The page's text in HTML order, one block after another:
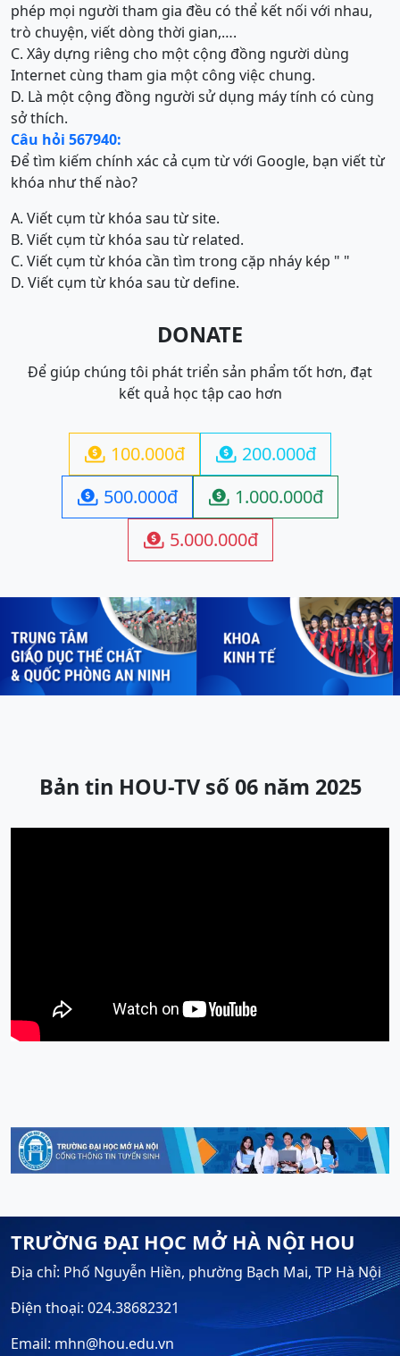
phép mọi người tham gia đều có thể kết nối với nhau,
trò chuyện, viết dòng thời gian,….
C. Xây dựng riêng cho một cộng đồng người dùng
Internet cùng tham gia một công việc chung.
D. Là một cộng đồng người sử dụng máy tính có cùng
sở thích.
Câu hỏi 567940:
Để tìm kiếm chính xác cả cụm từ với Google, bạn viết từ
khóa như thế nào?
A. Viết cụm từ khóa sau từ site.
B. Viết cụm từ khóa sau từ related.
C. Viết cụm từ khóa cần tìm trong cặp nháy kép " "
D. Viết cụm từ khóa sau từ define.
DONATE
Để giúp chúng tôi phát triển sản phẩm tốt hơn, đạt
kết quả học tập cao hơn
 100.000đ  200.000đ
 500.000đ  1.000.000đ
 5.000.000đ
Previous Next
Bản tin HOU-TV số 06 năm 2025
TRƯỜNG ĐẠI HỌC MỞ HÀ NỘI HOU
Địa chỉ: Phố Nguyễn Hiền, phường Bạch Mai, TP Hà Nội
Điện thoại: 024.38682321
Email: mhn@hou.edu.vn